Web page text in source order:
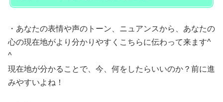
・あなたの表情や声のトーン、ニュアンスから、あなたの
心の現在地がより分かりやすくこちらに伝わって来ます^
^
現在地が分かることで、今、何をしたらいいのか？前に進
みやすいよね！